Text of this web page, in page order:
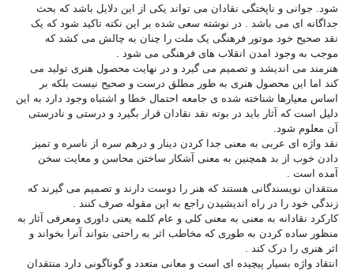
شود. جوانی و ناپختگی نقادان می تواند یکی از این دلایل باشد که بحث
جداگانه ای می باشد . در نوشته سعی شده بر این نکته تاکید شود که یک
نقد صحیح خود موتور فرهنگی یک ملت را چنان به چالش می کشد که
موجب به وجود امدن انقلاب های فرهنگی می شود .
هنرمند می اندیشد و تصمیم می گیرد و در نهایت محصول هنری تولید می
کند اما این محصول هنری به طور مطلق درست و صحیح نیست بلکه بر
اساس معیارها شناخته شده ی جامعه احتمال خطا و اشتباه وجود دارد به این
دلیل است که آثار باید در بوته نقد نقادان قرار بگیرد و درستی و نادرستی
آن معلوم شود.
نقد واژه ای عربی به معنی جدا کردن دینار و درهم سره از ناسره و تمیز
دادن خوب از بد همچنین به معنی آشکار ساختن محاسن و معایت سخن
آمده است .
منتقدان نویسندگانی هستند که هنر را دوست دارند و تصمیم می گیرند که
زندگی خود را در راه اندیشیدن راجع به این مقوله صرف کنند .
کارکرد نقادانه به معنی به معنی کلی و عام کلمه یعنی داوری ومعرفی آثار به
منظور ساده کردن به طوری که مخاطب اثر به راحتی بتواند آنرا بخواند و
اثر هنری را درک کند .
انتقاد واژه بسیار پیچیده ای است و معانی متعدد و گوناگونی دارد منتقدان